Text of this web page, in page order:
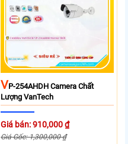
VP-254AHDH Camera Chất
Lượng VanTech
Giá bán: 910,000 ₫
Giá Gốc: 1,300,000 ₫